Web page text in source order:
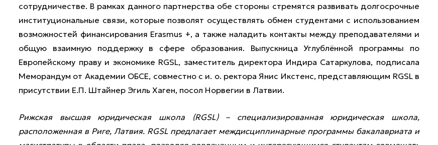
сотрудничестве. В рамках данного партнерства обе стороны стремятся развивать долгосрочные
институциональные связи, которые позволят осуществлять обмен студентами с использованием
возможностей финансирования Erasmus +, а также наладить контакты между преподавателями и
общую взаимную поддержку в сфере образования. Выпускница Углублённой программы по
Европейскому праву и экономике RGSL, заместитель директора Индира Сатаркулова, подписала
Меморандум от Академии ОБСЕ, совместно с и. о. ректора Янис Икстенс, представляющим RGSL в
присутствии Е.П. Штайнер Эгиль Хаген, посол Норвегии в Латвии.
Рижская высшая юридическая школа (RGSL) – специализированная юридическая школа,
расположенная в Риге, Латвия. RGSL предлагает междисциплинарные программы бакалавриата и